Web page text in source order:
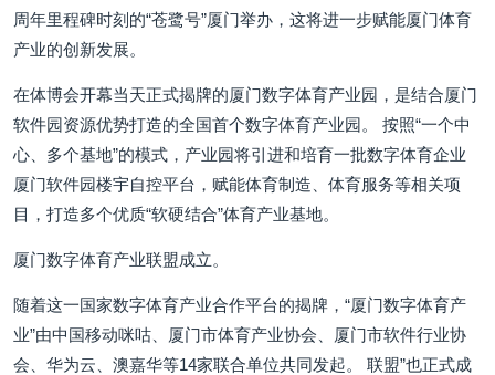
周年里程碑时刻的“苍鹭号”厦门举办，这将进一步赋能厦门体育
产业的创新发展。
在体博会开幕当天正式揭牌的厦门数字体育产业园，是结合厦门
软件园资源优势打造的全国首个数字体育产业园。 按照“一个中
心、多个基地”的模式，产业园将引进和培育一批数字体育企业
厦门软件园楼宇自控平台，赋能体育制造、体育服务等相关项
目，打造多个优质“软硬结合”体育产业基地。
厦门数字体育产业联盟成立。
随着这一国家数字体育产业合作平台的揭牌，“厦门数字体育产
业”由中国移动咪咕、厦门市体育产业协会、厦门市软件行业协
会、华为云、澳嘉华等14家联合单位共同发起。 联盟”也正式成